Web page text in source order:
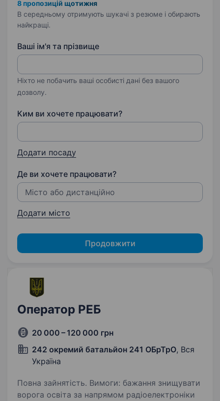
8 пропозицій щотижня
В середньому отримують шукачі з резюме і обирають
найкращі.
Ваші ім'я та прізвище
Ніхто не побачить ваші особисті дані без вашого
дозволу.
Ким ви хочете працювати?
Додати посаду
Де ви хочете працювати?
Додати місто
Продовжити
Оператор РЕБ
20 000 – 120 000 грн
242 окремий батальйон 241 ОБрТрО, Вся
Україна
Повна зайнятість. Вимоги: бажання знищувати
ворога освіта за напрямом радіоелектроніки